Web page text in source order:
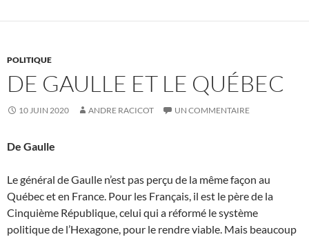
POLITIQUE
DE GAULLE ET LE QUÉBEC
10 JUIN 2020 ANDRE RACICOT UN COMMENTAIRE
De Gaulle
Le général de Gaulle n’est pas perçu de la même façon au
Québec et en France. Pour les Français, il est le père de la
Cinquième République, celui qui a réformé le système
politique de l’Hexagone, pour le rendre viable. Mais beaucoup